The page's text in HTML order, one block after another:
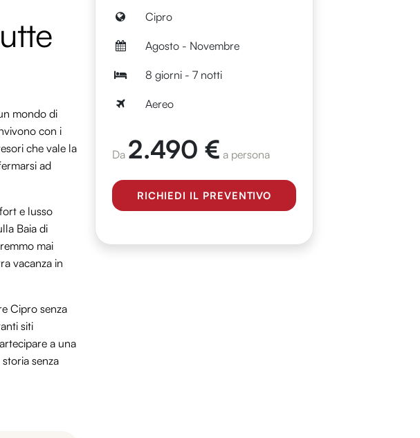
mondo di
con i
che vale la
ad
e lusso
Baia di
mai
vacanza in
Cipro senza
siti
a una
senza
Cipro
Agosto - Novembre
8 giorni - 7 notti
Aereo
Da 2.490 € a persona
RICHIEDI IL PREVENTIVO